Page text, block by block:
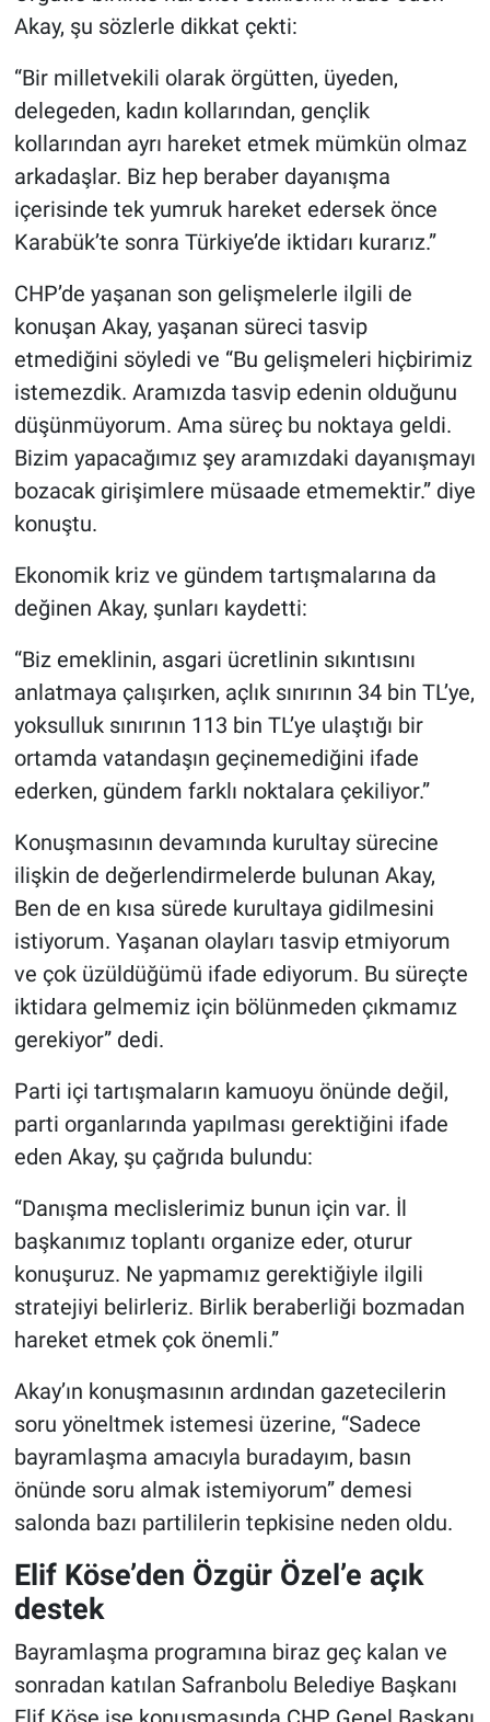
Akay, şu sözlerle dikkat çekti:
“Bir milletvekili olarak örgütten, üyeden,
delegeden, kadın kollarından, gençlik
kollarından ayrı hareket etmek mümkün olmaz
arkadaşlar. Biz hep beraber dayanışma
içerisinde tek yumruk hareket edersek önce
Karabük’te sonra Türkiye’de iktidarı kurarız.”
CHP’de yaşanan son gelişmelerle ilgili de
konuşan Akay, yaşanan süreci tasvip
etmediğini söyledi ve “Bu gelişmeleri hiçbirimiz
istemezdik. Aramızda tasvip edenin olduğunu
düşünmüyorum. Ama süreç bu noktaya geldi.
Bizim yapacağımız şey aramızdaki dayanışmayı
bozacak girişimlere müsaade etmemektir.” diye
konuştu.
Ekonomik kriz ve gündem tartışmalarına da
değinen Akay, şunları kaydetti:
“Biz emeklinin, asgari ücretlinin sıkıntısını
anlatmaya çalışırken, açlık sınırının 34 bin TL’ye,
yoksulluk sınırının 113 bin TL’ye ulaştığı bir
ortamda vatandaşın geçinemediğini ifade
ederken, gündem farklı noktalara çekiliyor.”
Konuşmasının devamında kurultay sürecine
ilişkin de değerlendirmelerde bulunan Akay,
Ben de en kısa sürede kurultaya gidilmesini
istiyorum. Yaşanan olayları tasvip etmiyorum
ve çok üzüldüğümü ifade ediyorum. Bu süreçte
iktidara gelmemiz için bölünmeden çıkmamız
gerekiyor” dedi.
Parti içi tartışmaların kamuoyu önünde değil,
parti organlarında yapılması gerektiğini ifade
eden Akay, şu çağrıda bulundu:
“Danışma meclislerimiz bunun için var. İl
başkanımız toplantı organize eder, oturur
konuşuruz. Ne yapmamız gerektiğiyle ilgili
stratejiyi belirleriz. Birlik beraberliği bozmadan
hareket etmek çok önemli.”
Akay’ın konuşmasının ardından gazetecilerin
soru yöneltmek istemesi üzerine, “Sadece
bayramlaşma amacıyla buradayım, basın
önünde soru almak istemiyorum” demesi
salonda bazı partililerin tepkisine neden oldu.
Elif Köse’den Özgür Özel’e açık
destek
Bayramlaşma programına biraz geç kalan ve
sonradan katılan Safranbolu Belediye Başkanı